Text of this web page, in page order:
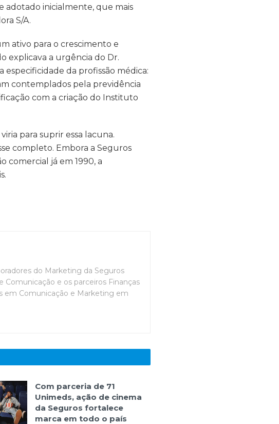
adotado inicialmente, que mais
S/A.
ativo para o crescimento e
explicava a urgência do Dr.
da profissão médica:
contemplados pela previdência
com a criação do Instituto
para suprir essa lacuna.
completo. Embora a Seguros
comercial já em 1990, a
do Marketing da Seguros
e os parceiros Finanças
em Comunicação e Marketing em
Com parceria de 71
Unimeds, ação de cinema
da Seguros fortalece
marca em todo o país